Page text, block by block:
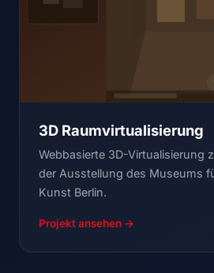
3D Raumvirtualisierung
Webbasierte 3D-Virtualisierung
der Ausstellung des Museums
Kunst Berlin.
Projekt ansehen →